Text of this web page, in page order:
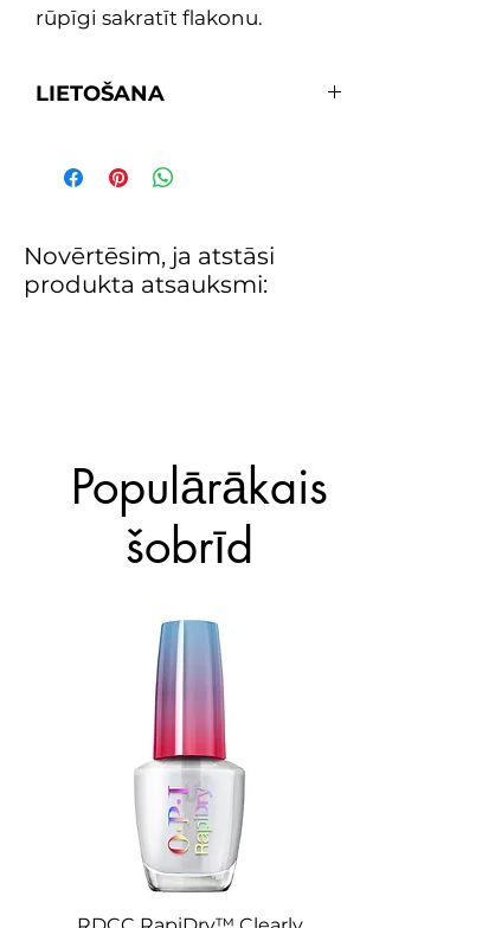
rūpīgi sakratīt flakonu.
LIETOŠANA
lakas ilgnoturībai un bez atlikumu
noņemšanai.
pigmentiem bagāto un spīdīgo
Infinite Shine krāsu pēc izvēles.
3. Noslēdz ar vienu spīduma kārtu
Novērtēsim, ja atstāsi
produkta atsauksmi:
Populārākais
šobrīd